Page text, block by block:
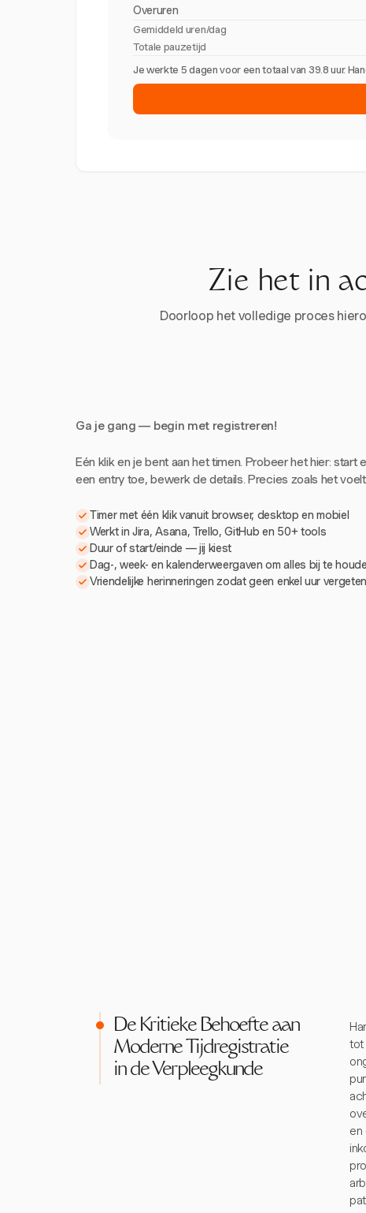
Overuren
Gemiddeld uren/dag
Totale pauzetijd
Je werkte 5 dagen voor een totaal van 39.8 uur.
Zie het in
Doorloop het volledige proces
Ga je gang — begin met registreren!
Eén klik en je bent aan het timen. Probeer het hier: start
een entry toe, bewerk de details. Precies zoals het voelt
Timer met één klik vanuit browser, desktop en mobiel
Werkt in Jira, Asana, Trello, GitHub en 50+ tools
Duur of start/einde — jij kiest
Dag-, week- en kalenderweergaven om alles bij te
Vriendelijke herinneringen zodat geen enkel uur
De Kritieke Behoefte aan
Moderne Tijdregistratie
in de Verpleegkunde
tot
en